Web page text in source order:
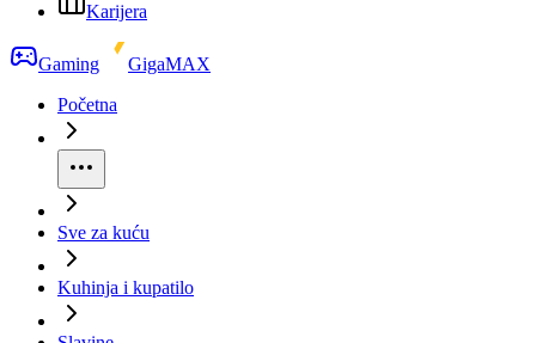
Karijera
Gaming
GigaMAX
Početna
Sve za kuću
Kuhinja i kupatilo